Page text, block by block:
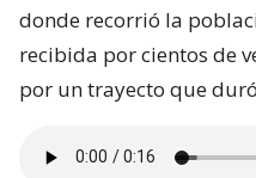
donde recorrió la
recibida por cientos de
por un trayecto que